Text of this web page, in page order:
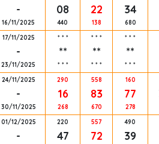
-
16/11/2025
08
440
22
138
34
680
17/11/2025
-
23/11/2025
* * *
**
* * *
* * *
**
* * *
* * *
**
* * *
24/11/2025
-
30/11/2025
290
16
268
558
83
670
160
77
278
01/12/2025
-
220
47
557
72
490
39